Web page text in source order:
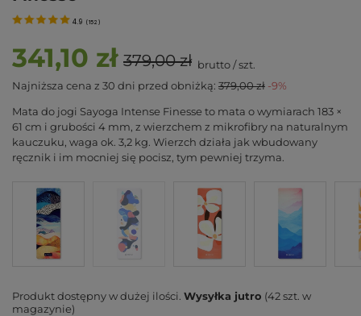
4.9 (152 )
341,10 zł 379,00 zł brutto/szt.
Najniższa cena z 30 dni przed obniżką: 379,00 zł -9%
Mata do jogi Sayoga Intense Finesse to mata o wymiarach 183 ×
61 cm i grubości 4 mm, z wierzchem z mikrofibry na naturalnym
kauczuku, waga ok. 3,2 kg. Wierzch działa jak wbudowany
ręcznik i im mocniej się pocisz, tym pewniej trzyma.
Produkt dostępny w dużej ilości Wysyłka jutro (42 szt. w
magazynie)